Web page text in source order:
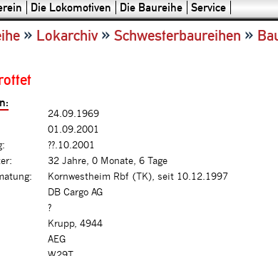
Die Lokomotiven Die Baureihe Service
» Lokarchiv» Schwesterbaureihen »
24.09.1969
01.09.2001
??.10.2001
32 Jahre, 0 Monate, 6 Tage
Kornwestheim Rbf (TK), seit 10.12.1997
DB Cargo AG
?
Krupp, 4944
AEG